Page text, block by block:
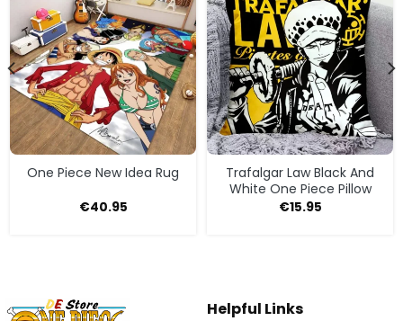
One Piece New Idea Rug
€40.95
Trafalgar Law Black And
White One Piece Pillow
€15.95
Helpful Links